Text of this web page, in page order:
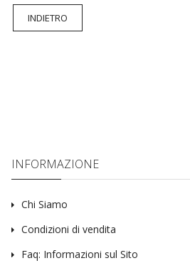
INDIETRO
INFORMAZIONE
Chi Siamo
Condizioni di vendita
Faq: Informazioni sul Sito